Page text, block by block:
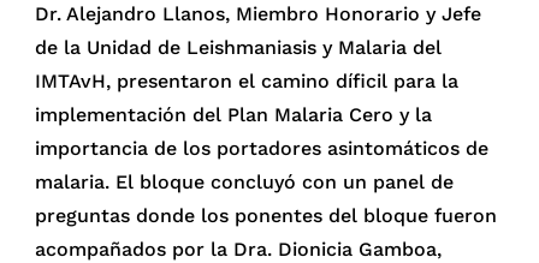
Dr. Alejandro Llanos, Miembro Honorario y Jefe
de la Unidad de Leishmaniasis y Malaria del
IMTAvH, presentaron el camino díficil para la
implementación del Plan Malaria Cero y la
importancia de los portadores asintomáticos de
malaria. El bloque concluyó con un panel de
preguntas donde los ponentes del bloque fueron
acompañados por la Dra. Dionicia Gamboa,